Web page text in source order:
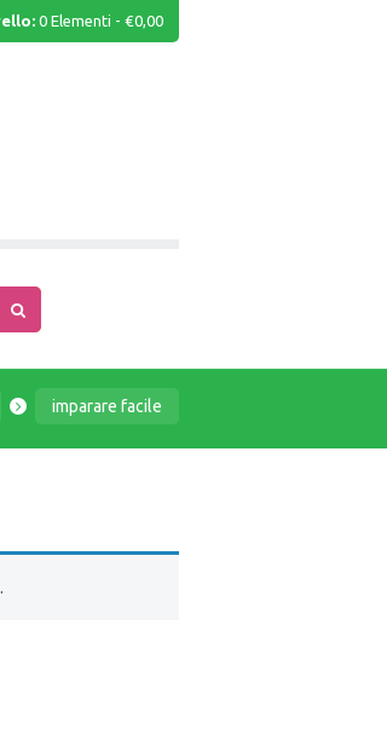
0 Elementi -€0,00
imparare facile